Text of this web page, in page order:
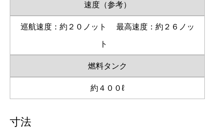
速度（参考）
巡航速度：約２０ノット 最高速度：約２６ノッ
ト
燃料タンク
約４００ℓ
寸法